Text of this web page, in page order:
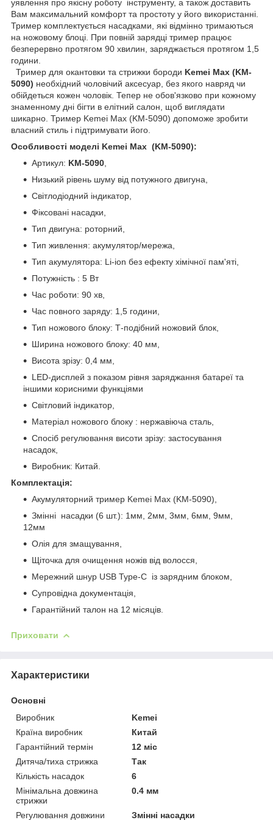
уявлення про якісну роботу інструменту, а також доставить
Вам максимальний комфорт та простоту у його використанні.
Тример комплектується насадками, які відмінно тримаються
на ножовому блоці. При повній зарядці тример працює
безперервно протягом 90 хвилин, заряджається протягом 1,5
години.
Тример для окантовки та стрижки бороди Kemei Max (KM-
5090) необхідний чоловічий аксесуар, без якого навряд чи
обійдеться кожен чоловік. Тепер не обов'язково при кожному
знаменному дні бігти в елітний салон, щоб виглядати
шикарно. Тример Kemei Max (KM-5090) допоможе зробити
власний стиль і підтримувати його.
Особливості моделі Kemei Max (KM-5090):
Артикул: KM-5090
Низький рівень шуму від потужного двигуна,
Світлодіодний індикатор,
Фіксовані насадки,
Тип двигуна: роторний,
Тип живлення: акумулятор/мережа,
Тип акумулятора: Li-ion без ефекту хімічної пам'яті,
Потужність : 5 Вт
Час роботи: 90 хв,
Час повного заряду: 1,5 години,
Тип ножового блоку: Т-подібний ножовий блок,
Ширина ножового блоку: 40 мм,
Висота зрізу: 0,4 мм,
LED-дисплей з показом рівня заряджання батареї та
іншими корисними функціями
Світловий індикатор,
Матеріал ножового блоку : нержавіюча сталь,
Спосіб регулювання висоти зрізу: застосування
насадок,
Виробник: Китай.
Комплектація:
Акумуляторний тример Kemei Max (KM-5090),
Змінні насадки (6 шт.): 1мм, 2мм, 3мм, 6мм, 9мм,
12мм
Олія для змащування,
Щіточка для очищення ножів від волосся,
Мережний шнур USB Type-C із зарядним блоком,
Супровідна документація,
Гарантійний талон на 12 місяців.
Приховати
Характеристики
Основні
Виробник
Kemei
Країна виробник
Китай
Гарантійний термін
12 міс
Дитяча/тиха стрижка
Так
Кількість насадок
6
Мінімальна довжина
стрижки
0.4 мм
Регулювання довжини Змінні насадки